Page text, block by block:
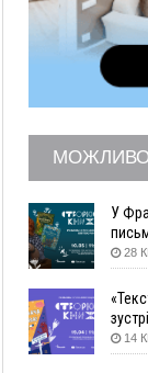
Зарплати
10%,
заставу
15:54
поліції
пенсію
14:59
У
обирають
14:02
«Пілот з
У
28
14